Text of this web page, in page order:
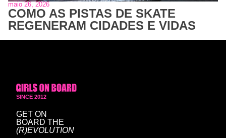
maio 26, 2026
COMO AS PISTAS DE SKATE
REGENERAM CIDADES E VIDAS
SINCE 2012
GET ON
BOARD THE
(R)EVOLUTION